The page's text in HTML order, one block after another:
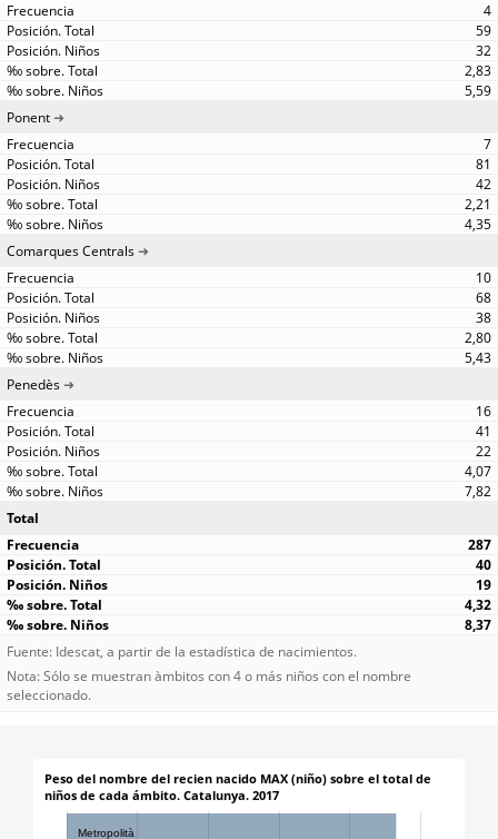
4
59
32
2,83
5,59
Ponent
7
81
42
2,21
4,35
Comarques Centrals
10
68
38
2,80
5,43
Penedès
16
41
22
4,07
7,82
Total
287
40
19
4,32
8,37
Fuente: Idescat, a partir de la estadística de nacimientos.
Nota: Sólo se muestran àmbitos con 4 o más niños con el nombre
seleccionado.